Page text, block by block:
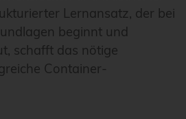
Lernansatz, der bei
beginnt und
schafft das nötige
Container-